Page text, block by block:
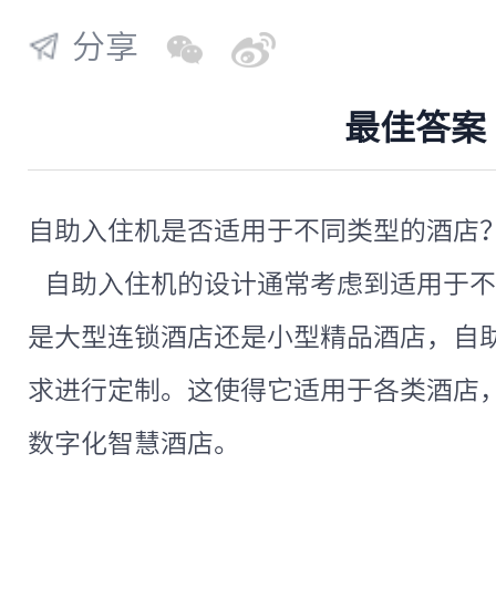
分享
最佳答案
自助入住机是否适用于不同类型的酒店
自助入住机的设计通常考虑到适用于
是大型连锁酒店还是小型精品酒店，自
求进行定制。这使得它适用于各类酒店
数字化智慧酒店。